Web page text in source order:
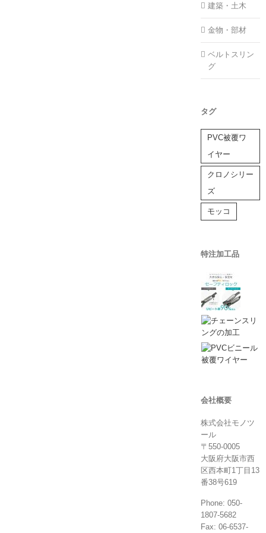
建築・土木
金物・部材
ベルトスリン
グ
タグ
PVC被覆ワ
イヤー
クロノシリー
ズ
モッコ
特注加工品
会社概要
株式会社モノツ
ール
〒550-0005
大阪府大阪市西
区西本町1丁目13
番38号619
Phone: 050-
1807-5682
Fax: 06-6537-